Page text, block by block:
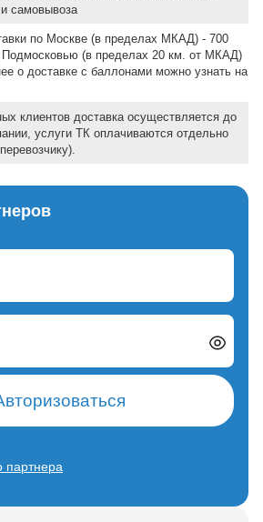
самовывоза
по Москве (в пределах МКАД) - 700
(в пределах 20 км. от МКАД)
о доставке с баллонами можно узнать на
клиентов доставка осуществляется до
услуги ТК оплачиваются отдельно
партнера